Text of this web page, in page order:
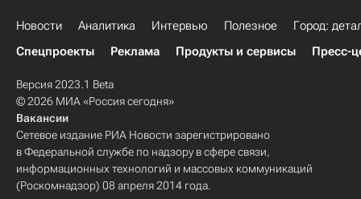
Новости Аналитика Интервью Полезное
Город:
Спецпроекты
Реклама Продукты и сервисы Пресс-
Версия 2023.1 Beta
© 2026 МИА «Россия сегодня»
Вакансии
Сетевое издание РИА Новости зарегистрировано
в Федеральной службе по надзору в сфере связи,
информационных технологий и массовых коммуникаций
(Роскомнадзор) 08 апреля 2014 года.